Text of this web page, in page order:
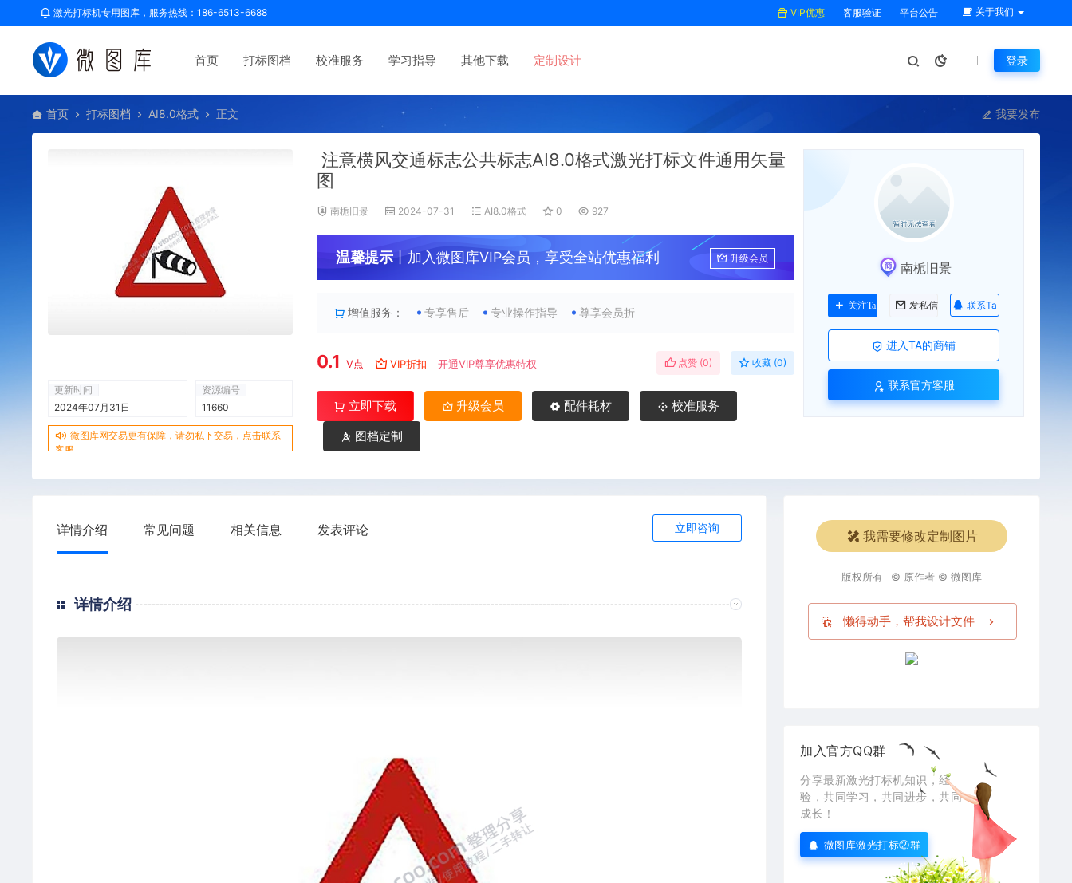
激光打标机专用图库，服务热线：186-6513-6688 VIP优惠 客服验证 平台公告 关于我们
首页 打标图档 校准服务 学习指导 其他下载 定制设计 登录
首页 打标图档 AI8.0格式 正文 我要发布
更新时间
2024年07月31日
资源编号
11660
微图库网交易更有保障，请勿私下交易，点击联系
客服
注意横风交通标志公共标志AI8.0格式激光打标文件通用矢量
图
南栀旧景 2024-07-31 AI8.0格式 0 927
温馨提示丨加入微图库VIP会员，享受全站优惠福利 升级会员
增值服务： 专享售后 专业操作指导 尊享会员折
0.1 V点 VIP折扣 开通VIP尊享优惠特权 点赞 (0) 收藏 (0)
立即下载 升级会员 配件耗材
校准服务
图档定制
南栀旧景
关注Ta 发私信 联系Ta
进入TA的商铺
联系官方客服
详情介绍 常见问题 相关信息 发表评论 立即咨询
详情介绍
我需要修改定制图片
版权所有 © 原作者 © 微图库
懒得动手，帮我设计文件
加入官方QQ群
分享最新激光打标机知识，经
验，共同学习，共同进步，共同
成长！
微图库激光打标②群